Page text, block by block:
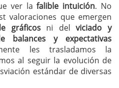
ver lafalible intuición. No
valoraciones que emergen
gráficosni delviciado y
balances y expectativas
les trasladamos la
al seguir la evolución de
estándar de diversas